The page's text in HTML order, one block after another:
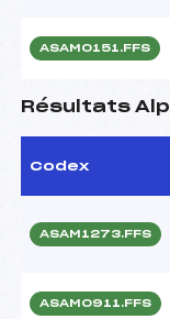
ASAM0151.FFS
Résultats
Codex
ASAM1273.FFS
ASAM0911.FFS